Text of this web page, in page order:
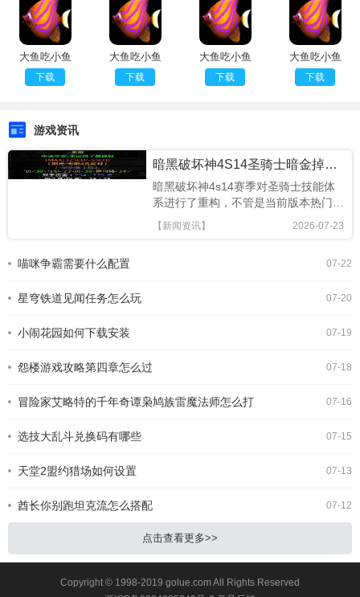
大鱼吃小鱼
M木糖M中
文版
下载
大鱼吃小鱼
M木糖M付
费版
下载
大鱼吃小鱼
M木糖M单
机版
下载
大鱼吃小鱼
M木糖M正
版
下载
游戏资讯
暗黑破坏神4S14圣骑士暗金掉落表在哪看
暗黑破坏神4s14赛季对圣骑士技能体
系进行了重构，不管是当前版本热门的
牺牲盾击流还是清图效率拉满的光晕祝
福流，核心暗金装备都是成型毕业的关
件，这里整理了最新的专属暗金掉落
2026-07-23
【新闻资讯】
07-22
喵咪争霸需要什么配置
07-20
星穹铁道见闻任务怎么玩
07-19
小闹花园如何下载安装
07-18
怨楼游戏攻略第四章怎么过
07-16
冒险家艾略特的千年奇谭枭鸠族雷魔法师怎么打
07-15
选技大乱斗兑换码有哪些
07-13
天堂2盟约猎场如何设置
07-12
酋长你别跑坦克流怎么搭配
点击查看更多>>
Copyright © 1998-2019 golue.com All Rights Reserved